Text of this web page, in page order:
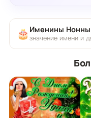
🎂 Именины
значение имени и